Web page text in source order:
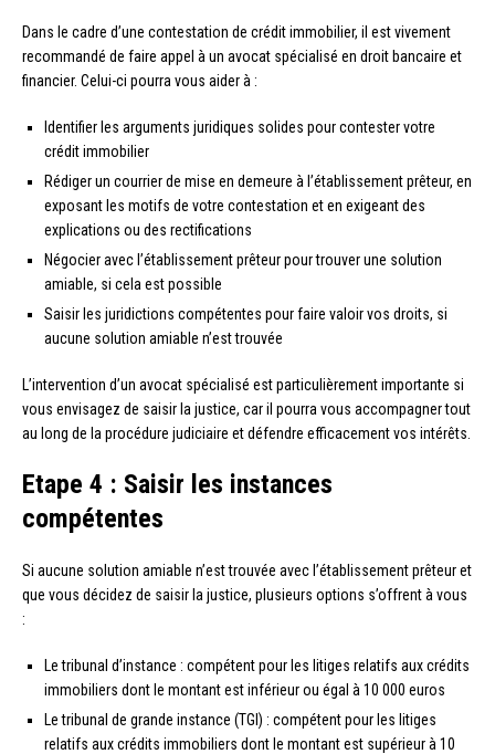
Dans le cadre d’une contestation de crédit immobilier, il est vivement
recommandé de faire appel à un avocat spécialisé en droit bancaire et
financier. Celui-ci pourra vous aider à :
Identifier les arguments juridiques solides pour contester votre
crédit immobilier
Rédiger un courrier de mise en demeure à l’établissement prêteur, en
exposant les motifs de votre contestation et en exigeant des
explications ou des rectifications
Négocier avec l’établissement prêteur pour trouver une solution
amiable, si cela est possible
Saisir les juridictions compétentes pour faire valoir vos droits, si
aucune solution amiable n’est trouvée
L’intervention d’un avocat spécialisé est particulièrement importante si
vous envisagez de saisir la justice, car il pourra vous accompagner tout
au long de la procédure judiciaire et défendre efficacement vos intérêts.
Etape 4 : Saisir les instances
compétentes
Si aucune solution amiable n’est trouvée avec l’établissement prêteur et
que vous décidez de saisir la justice, plusieurs options s’offrent à vous
:
Le tribunal d’instance : compétent pour les litiges relatifs aux crédits
immobiliers dont le montant est inférieur ou égal à 10 000 euros
Le tribunal de grande instance (TGI) : compétent pour les litiges
relatifs aux crédits immobiliers dont le montant est supérieur à 10